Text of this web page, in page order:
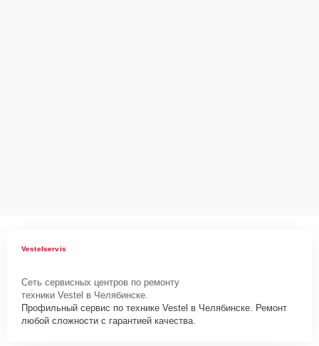
Vestelservis
Сеть сервисных центров по ремонту
техники Vestel в Челябинске.
Профильный сервис по технике Vestel в Челябинске. Ремонт
любой сложности с гарантией качества.